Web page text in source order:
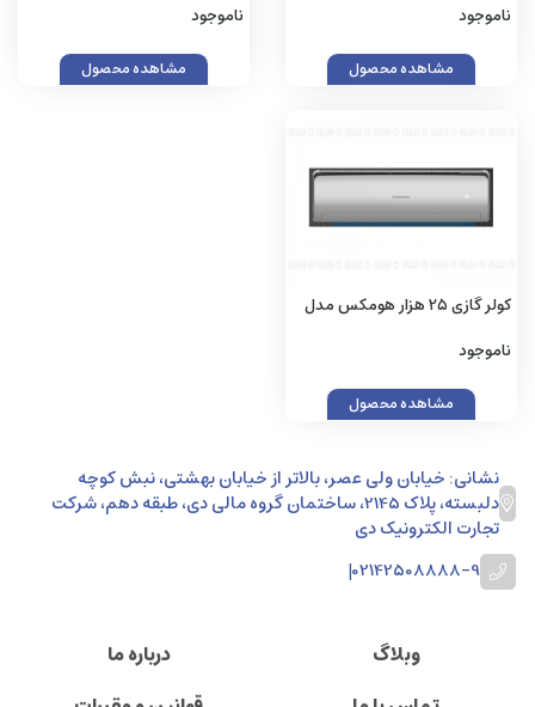
ناموجود
مشاهده محصول
ناموجود
مشاهده محصول
کولر گازی 25 هزار هومکس مدل
ناموجود
مشاهده محصول
نشانی: خیابان ولی عصر، بالاتر از خیابان بهشتی، نبش کوچه
دلبسته، پلاک 2145، ساختمان گروه مالی دی، طبقه دهم، شرکت
تجارت الکترونیک دی
02142508888-9
|
وبلاگ
درباره ما